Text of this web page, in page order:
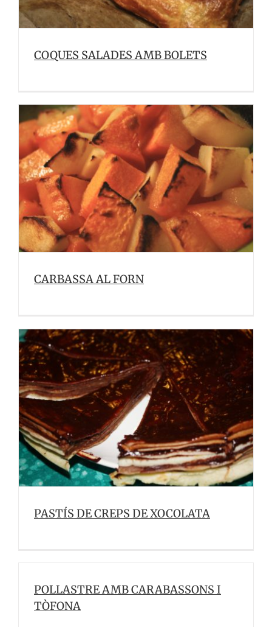
COQUES SALADES AMB BOLETS
CARBASSA AL FORN
PASTÍS DE CREPS DE XOCOLATA
POLLASTRE AMB CARABASSONS I
TÒFONA